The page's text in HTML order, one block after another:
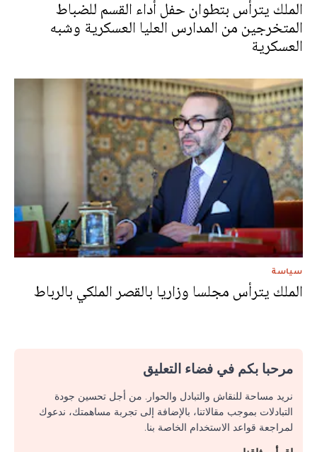
الملك يترأس بتطوان حفل أداء القسم للضباط
المتخرجين من المدارس العليا العسكرية وشبه
العسكرية
سياسة
الملك يترأس مجلسا وزاريا بالقصر الملكي بالرباط
مرحبا بكم في فضاء التعليق
نريد مساحة للنقاش والتبادل والحوار. من أجل تحسين جودة
التبادلات بموجب مقالاتنا، بالإضافة إلى تجربة مساهمتك، ندعوك
لمراجعة قواعد الاستخدام الخاصة بنا.